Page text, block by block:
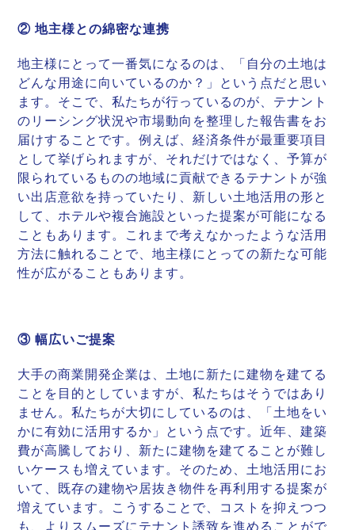
② 地主様との綿密な連携
地主様にとって一番気になるのは、「自分の土地は
どんな用途に向いているのか？」という点だと思い
ます。そこで、私たちが行っているのが、テナント
のリーシング状況や市場動向を整理した報告書をお
届けすることです。例えば、経済条件が最重要項目
として挙げられますが、それだけではなく、予算が
限られているものの地域に貢献できるテナントが強
い出店意欲を持っていたり、新しい土地活用の形と
して、ホテルや複合施設といった提案が可能になる
こともあります。これまで考えなかったような活用
方法に触れることで、地主様にとっての新たな可能
性が広がることもあります。
③ 幅広いご提案
大手の商業開発企業は、土地に新たに建物を建てる
ことを目的としていますが、私たちはそうではあり
ません。私たちが大切にしているのは、「土地をい
かに有効に活用するか」という点です。近年、建築
費が高騰しており、新たに建物を建てることが難し
いケースも増えています。そのため、土地活用にお
いて、既存の建物や居抜き物件を再利用する提案が
増えています。こうすることで、コストを抑えつつ
も、よりスムーズにテナント誘致を進めることがで